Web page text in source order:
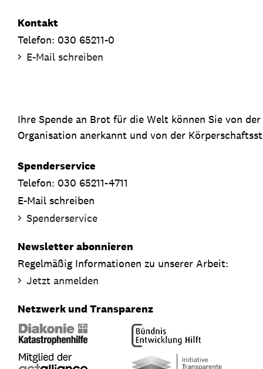
Kontakt
Telefon: 030 65211-0
E-Mail schreiben
Ihre Spende an Brot für die Welt können Sie von
Organisation anerkannt und von der
Spenderservice
Telefon: 030 65211-4711
E-Mail schreiben
Spenderservice
Newsletter abonnieren
Regelmäßig Informationen zu unserer Arbeit:
Jetzt anmelden
Netzwerk und Transparenz